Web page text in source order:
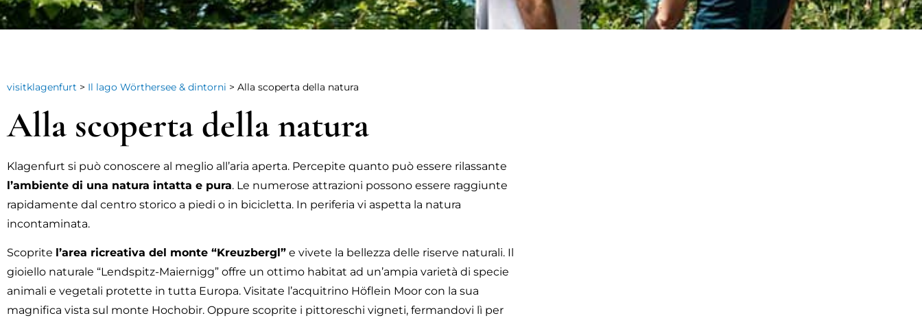
visitklagenfurt > Il lago Wörthersee & dintorni > Alla scoperta della natura
Alla scoperta della natura
Klagenfurt si può conoscere al meglio all’aria aperta. Percepite quanto può essere rilassante
l’ambiente di una natura intatta e pura. Le numerose attrazioni possono essere raggiunte
rapidamente dal centro storico a piedi o in bicicletta. In periferia vi aspetta la natura
incontaminata.
Scoprite l’area ricreativa del monte “Kreuzbergl” e vivete la bellezza delle riserve naturali. Il
gioiello naturale “Lendspitz-Maiernigg” offre un ottimo habitat ad un’ampia varietà di specie
animali e vegetali protette in tutta Europa. Visitate l’acquitrino Höflein Moor con la sua
magnifica vista sul monte Hochobir. Oppure scoprite i pittoreschi vigneti, fermandovi lì per